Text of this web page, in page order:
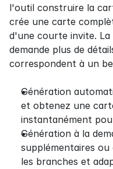
l'outil construire la
crée une carte
d'une courte invite. La
demande plus de
correspondent à un
Génération
et obtenez une
instantanément
Génération à la
supplémentaires
les branches et